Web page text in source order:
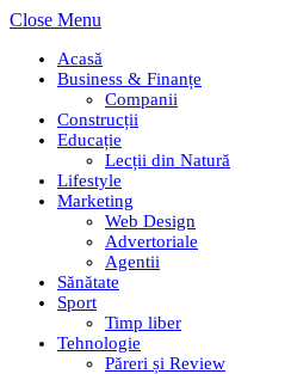
Close Menu
Acasă
Business & Finanțe
Companii
Construcții
Educație
Lecții din Natură
Lifestyle
Marketing
Web Design
Advertoriale
Agentii
Sănătate
Sport
Timp liber
Tehnologie
Păreri și Review